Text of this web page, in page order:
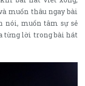
muốn thâu ngay bài
nói, muốn tâm sự sẻ
từng lời trong bài hát